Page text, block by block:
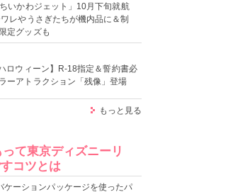
いかわジェット」10月下旬就航
レやうさぎたちが機内品に＆制
定グッズも
ハロウィーン】R-18指定＆誓約書必
ーアトラクション「残像」登場
もっと見る
て東京ディズニーリ
コツとは
ケーションパッケージを使ったパ